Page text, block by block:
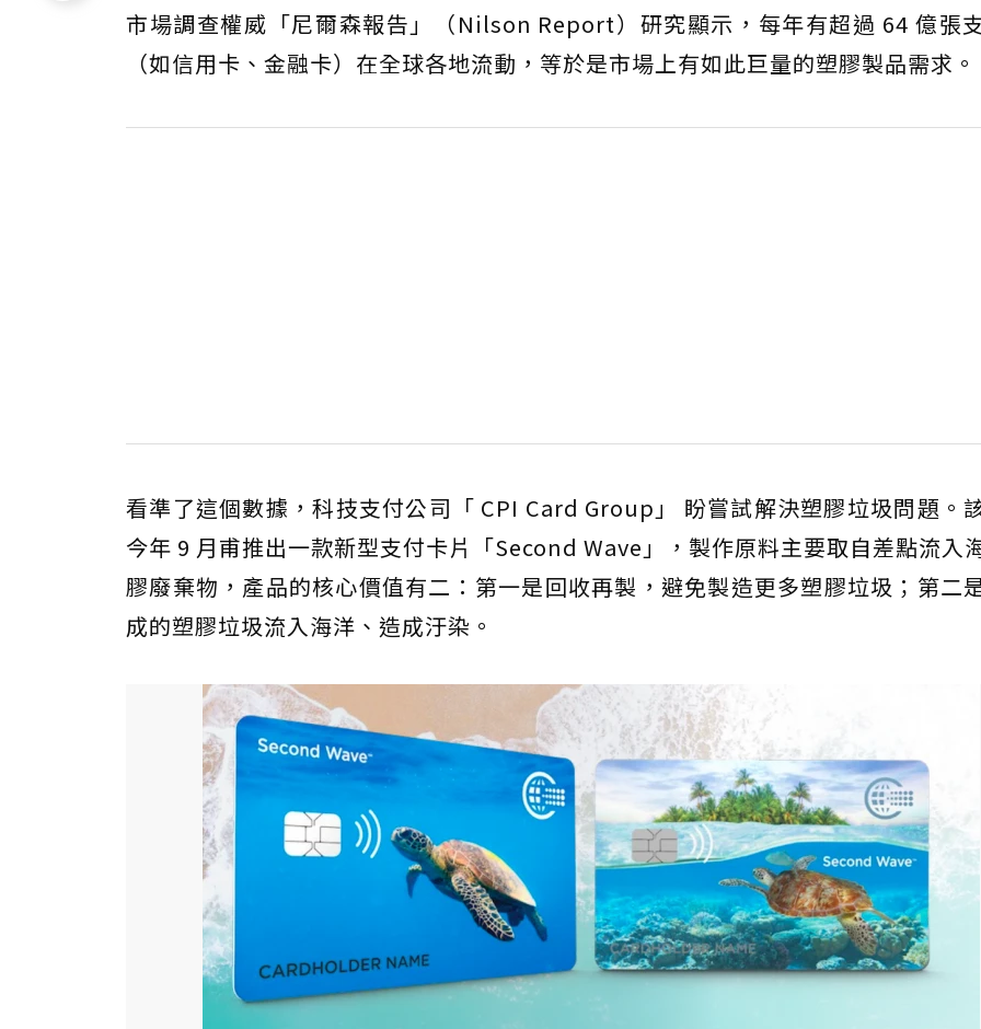
市場調查權威「尼爾森報告」（Nilson Report）研究顯示，每年有超過 64 億張
（如信用卡、金融卡）在全球各地流動，等於是市場上有如此巨量的塑膠製品需求。
看準了這個數據，科技支付公司「 CPI Card Group」 盼嘗試解決塑膠垃圾問題。
今年 9 月甫推出一款新型支付卡片「Second Wave」，製作原料主要取自差點流入
膠廢棄物，產品的核心價值有二：第一是回收再製，避免製造更多塑膠垃圾；第二
成的塑膠垃圾流入海洋、造成汙染。